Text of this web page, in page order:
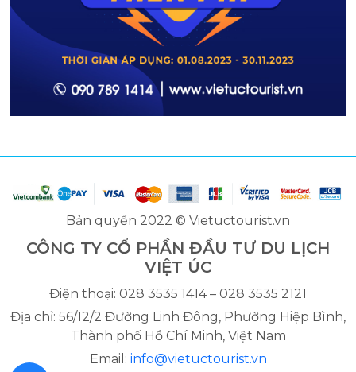
Bản quyền 2022 © Vietuctourist.vn
CÔNG TY CỔ PHẦN ĐẦU TƯ DU LỊCH
VIỆT ÚC
Điện thoại: 028 3535 1414 – 028 3535 2121
Địa chỉ: 56/12/2 Đường Linh Đông, Phường Hiệp Bình,
Thành phố Hồ Chí Minh, Việt Nam
Email: info@vietuctourist.vn